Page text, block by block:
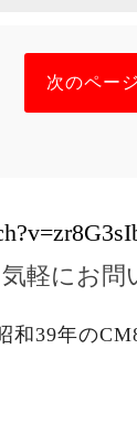
次のページ
軽にお問
39年の